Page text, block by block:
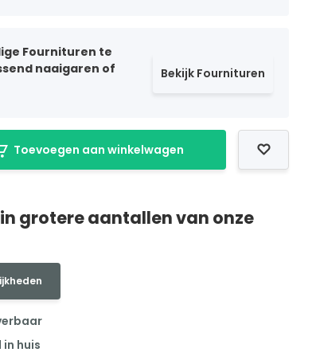
Fournituren te
naaigaren of
Bekijk Fournituren
Toevoegen aan winkelwagen
grotere aantallen van onze
huis